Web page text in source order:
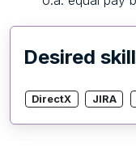
Desired
DirectX JIRA